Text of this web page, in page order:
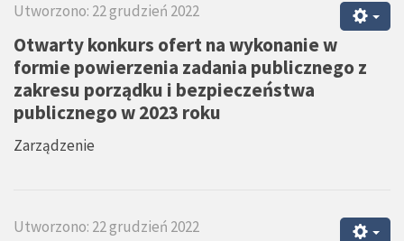
Utworzono: 22 grudzień 2022
Otwarty konkurs ofert na wykonanie w
formie powierzenia zadania publicznego z
zakresu porządku i bezpieczeństwa
publicznego w 2023 roku
Zarządzenie
Utworzono: 22 grudzień 2022